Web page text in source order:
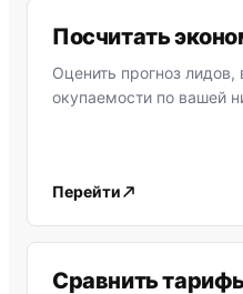
Посчитать
Оценить прогноз
окупаемости по вашей
Перейти
Сравнить